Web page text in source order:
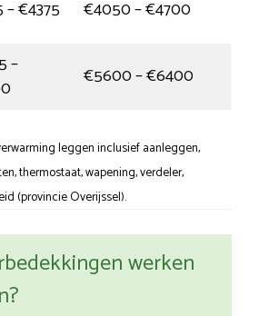
– €4375 €4050 – €4700
–
€5600 – €6400
leggen inclusief aanleggen,
thermostaat, wapening, verdeler,
(provincie Overijssel).
werken